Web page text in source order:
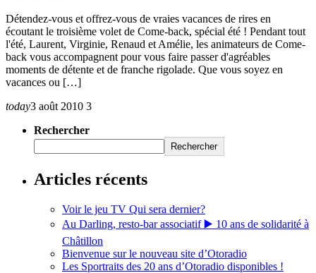
Détendez-vous et offrez-vous de vraies vacances de rires en
écoutant le troisième volet de Come-back, spécial été ! Pendant tout
l'été, Laurent, Virginie, Renaud et Amélie, les animateurs de Come-
back vous accompagnent pour vous faire passer d'agréables
moments de détente et de franche rigolade. Que vous soyez en
vacances ou […]
today3 août 2010 3
Rechercher
Rechercher
Articles récents
Voir le jeu TV Qui sera dernier?
Au Darling, resto-bar associatif ▶️ 10 ans de solidarité à
Châtillon
Bienvenue sur le nouveau site d’Otoradio
Les Sportraits des 20 ans d’Otoradio disponibles !